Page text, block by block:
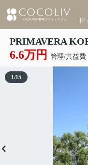
PRIMAVERA
6.6万円 管理/共益費
1/15